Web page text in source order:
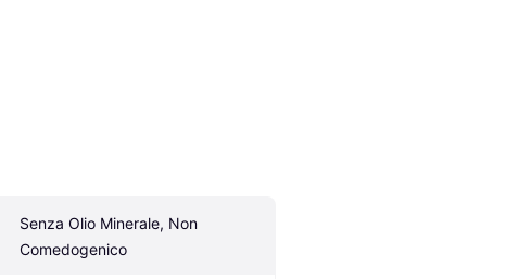
Senza Olio Minerale, Non
Comedogenico